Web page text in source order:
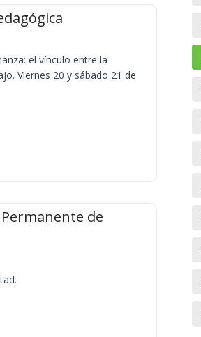
el vínculo entre la
Viernes 20 y sábado 21 de
de